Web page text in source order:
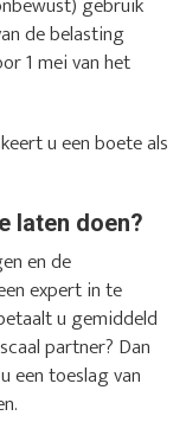
de belasting
1 mei van het
u een boete als
laten doen?
en de
expert in te
u gemiddeld
partner? Dan
een toeslag van